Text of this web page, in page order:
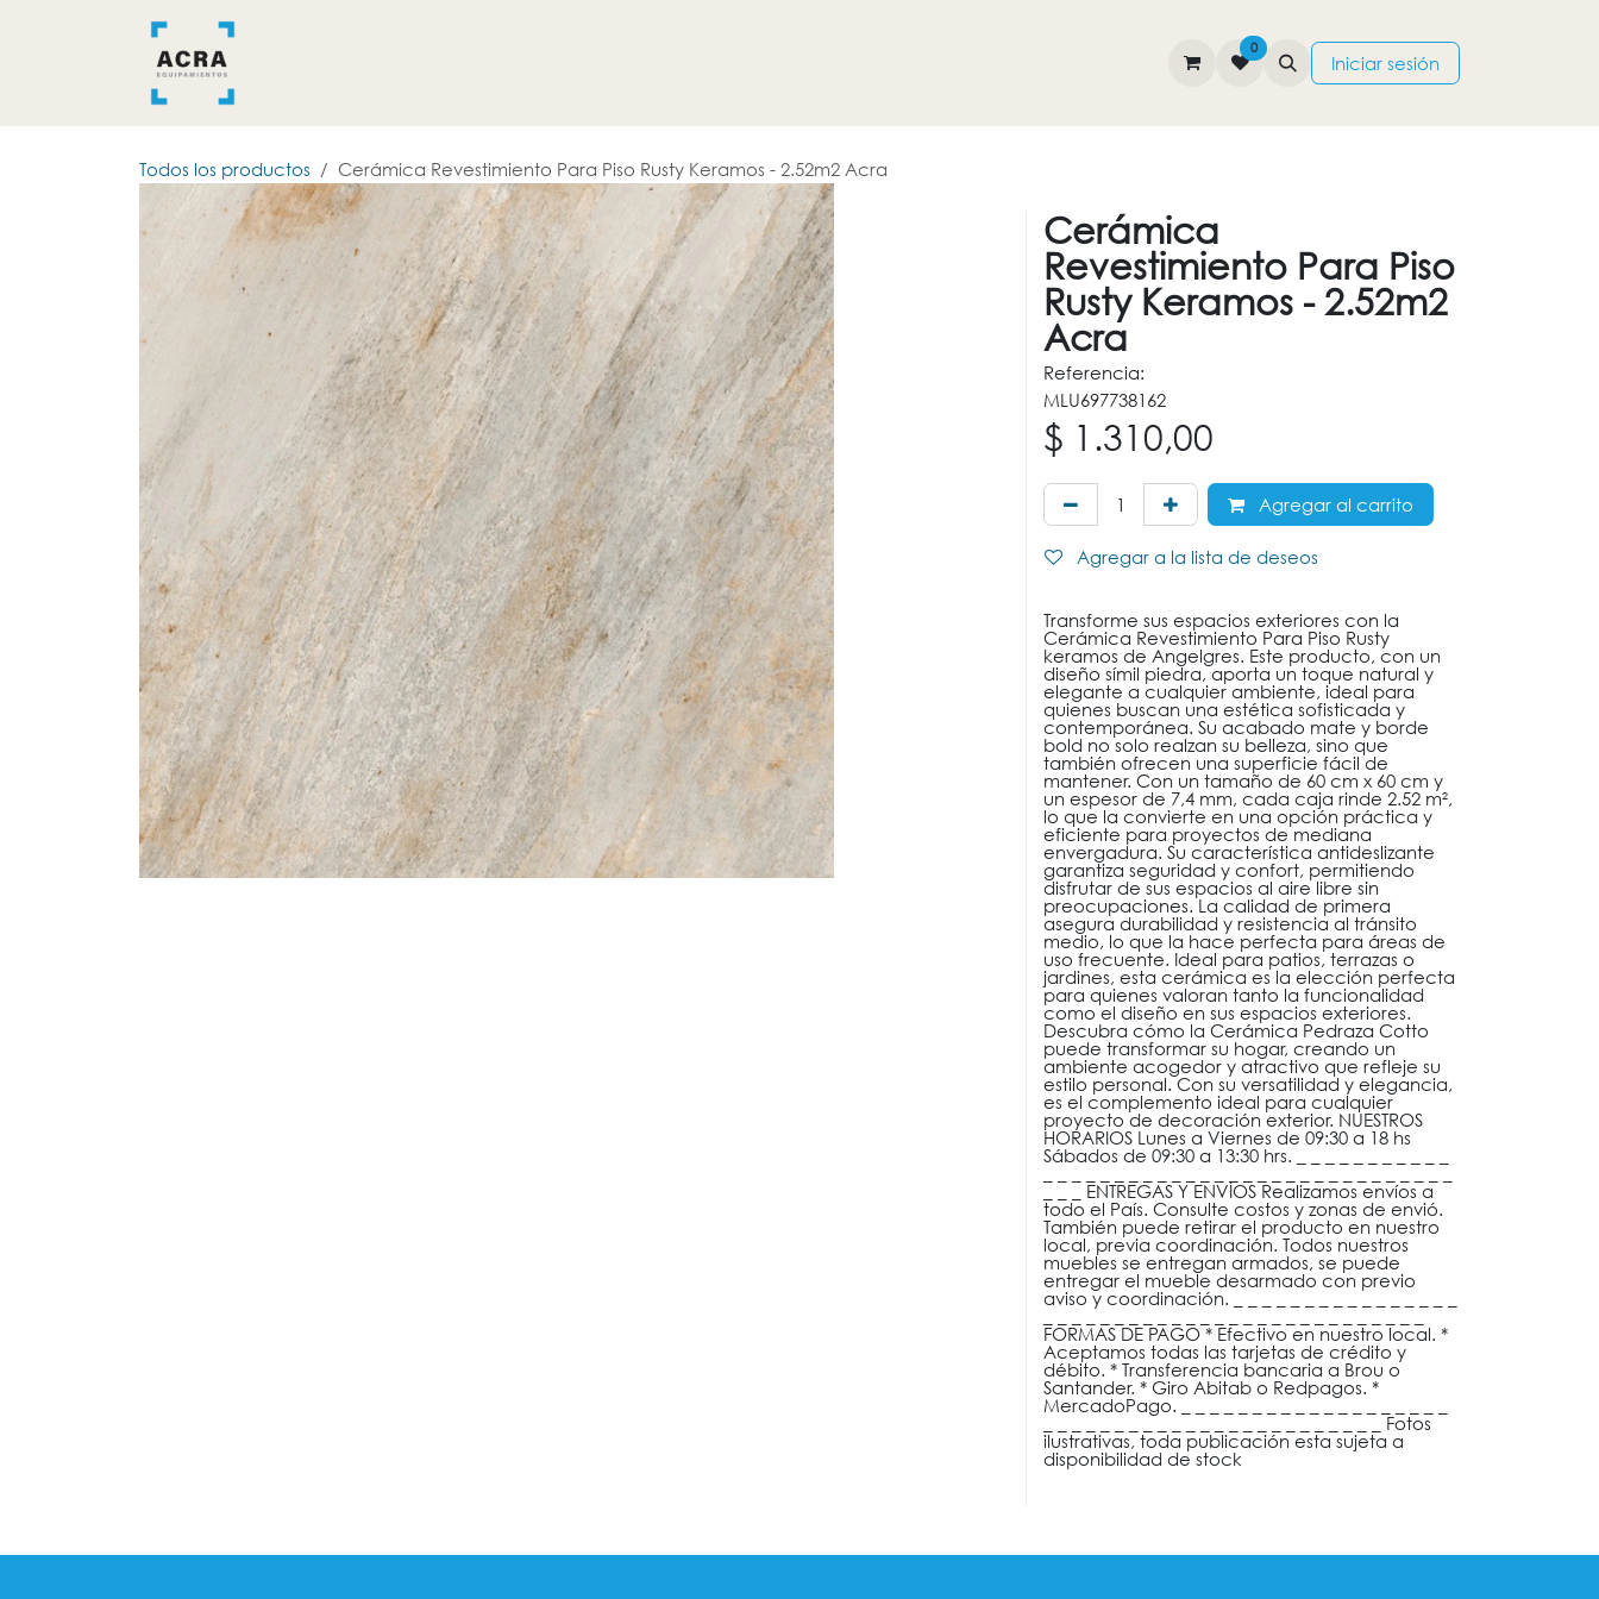
CONTÁCTENOS
0
Iniciar sesión
Todos los productos Cerámica Revestimiento Para Piso Rusty Keramos - 2.52m2 Acra
Cerámica
Revestimiento Para Piso
Rusty Keramos - 2.52m2
Acra
Referencia:
MLU697738162
$ 1.310,00
Agregar al carrito
Agregar a la lista de deseos
Transforme sus espacios exteriores con la
Cerámica Revestimiento Para Piso Rusty
keramos de Angelgres. Este producto, con un
diseño símil piedra, aporta un toque natural y
elegante a cualquier ambiente, ideal para
quienes buscan una estética sofisticada y
contemporánea. Su acabado mate y borde
bold no solo realzan su belleza, sino que
también ofrecen una superficie fácil de
mantener. Con un tamaño de 60 cm x 60 cm y
un espesor de 7,4 mm, cada caja rinde 2.52 m²,
lo que la convierte en una opción práctica y
eficiente para proyectos de mediana
envergadura. Su característica antideslizante
garantiza seguridad y confort, permitiendo
disfrutar de sus espacios al aire libre sin
preocupaciones. La calidad de primera
asegura durabilidad y resistencia al tránsito
medio, lo que la hace perfecta para áreas de
uso frecuente. Ideal para patios, terrazas o
jardines, esta cerámica es la elección perfecta
para quienes valoran tanto la funcionalidad
como el diseño en sus espacios exteriores.
Descubra cómo la Cerámica Pedraza Cotto
puede transformar su hogar, creando un
ambiente acogedor y atractivo que refleje su
estilo personal. Con su versatilidad y elegancia,
es el complemento ideal para cualquier
proyecto de decoración exterior. NUESTROS
HORARIOS Lunes a Viernes de 09:30 a 18 hs
Sábados de 09:30 a 13:30 hrs. _ _ _ _ _ _ _ _ _ _ _
_ _ _ ENTREGAS Y ENVÍOS Realizamos envíos a
todo el País. Consulte costos y zonas de envió.
También puede retirar el producto en nuestro
local, previa coordinación. Todos nuestros
muebles se entregan armados, se puede
entregar el mueble desarmado con previo
aviso y coordinación. _ _ _ _ _ _ _ _ _ _ _ _ _ _ _ _
_ _ _ _ _ _ _ _ _ _ _ _ _ _ _ _ _ _ _ _ _ _ _ _ _ _ _
FORMAS DE PAGO * Efectivo en nuestro local. *
Aceptamos todas las tarjetas de crédito y
débito. * Transferencia bancaria a Brou o
Santander. * Giro Abitab o Redpagos. *
MercadoPago. _ _ _ _ _ _ _ _ _ _ _ _ _ _ _ _ _ _ _
_ _ _ _ _ _ _ _ _ _ _ _ _ _ _ _ _ _ _ _ _ _ _ _ Fotos
ilustrativas, toda publicación esta sujeta a
disponibilidad de stock